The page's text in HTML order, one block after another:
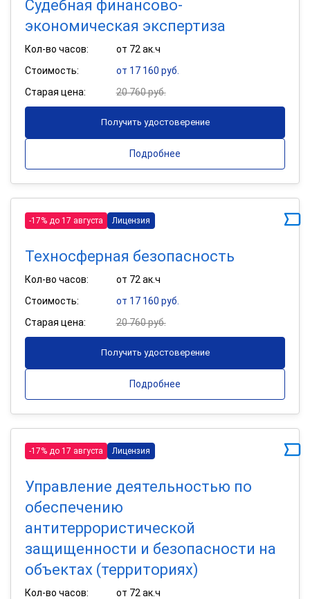
Судебная финансово-
экономическая экспертиза
Кол-во часов:
от 72 ак.ч
Стоимость:
от 17 160 руб.
Старая цена:
20 760 руб.
Получить удостоверение
Подробнее
-17% до 17 августа Лицензия
Техносферная безопасность
Кол-во часов:
от 72 ак.ч
Стоимость:
от 17 160 руб.
Старая цена:
20 760 руб.
Получить удостоверение
Подробнее
-17% до 17 августа Лицензия
Управление деятельностью по
обеспечению
антитеррористической
защищенности и безопасности на
объектах (территориях)
Кол-во часов:
от 72 ак.ч